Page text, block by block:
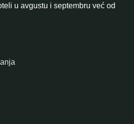
u avgustu i septembru već od